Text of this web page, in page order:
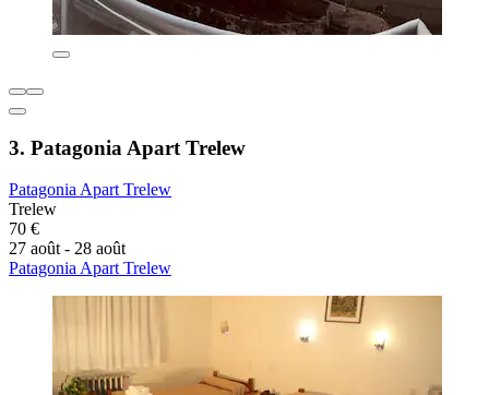
3. Patagonia Apart Trelew
Patagonia Apart Trelew
Trelew
70 €
27 août - 28 août
Patagonia Apart Trelew